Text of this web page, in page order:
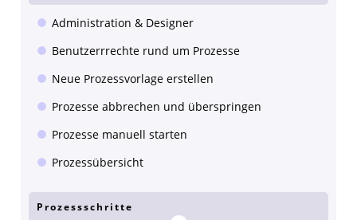
Administration & Designer
Benutzerrrechte rund um Prozesse
Neue Prozessvorlage erstellen
Prozesse abbrechen und überspringen
Prozesse manuell starten
Prozessübersicht
Prozessschritte